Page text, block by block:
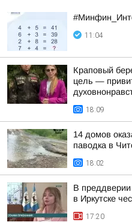
11:04
Краповый
цель —
18:09
14 домов
паводка в
18:02
В преддверии
в Иркутске
17:20